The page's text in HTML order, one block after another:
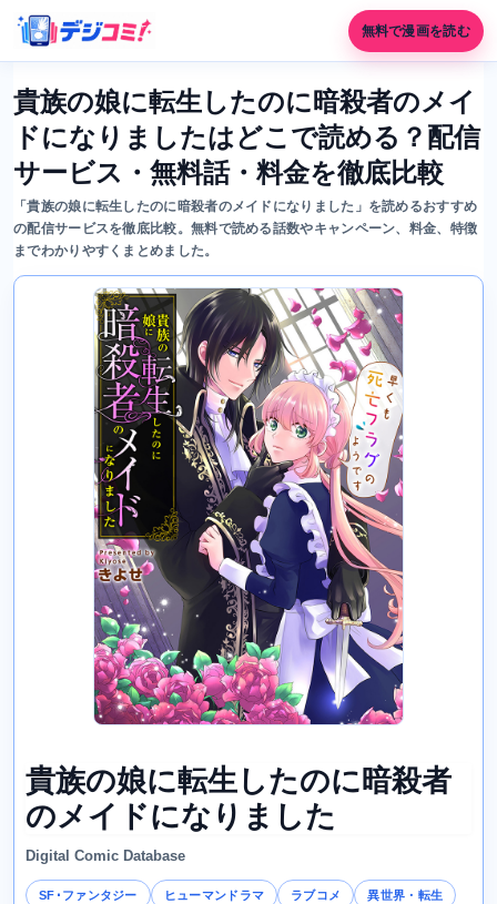
無料で漫画を読む
貴族の娘に転生したのに暗殺者のメイ
ドになりましたはどこで読める？配信
サービス・無料話・料金を徹底比較
「貴族の娘に転生したのに暗殺者のメイドになりました」を読めるおすすめ
の配信サービスを徹底比較。無料で読める話数やキャンペーン、料金、特徴
までわかりやすくまとめました。
貴族の娘に転生したのに暗殺者
のメイドになりました
Digital Comic Database
SF･ファンタジー ヒューマンドラマ ラブコメ 異世界・転生